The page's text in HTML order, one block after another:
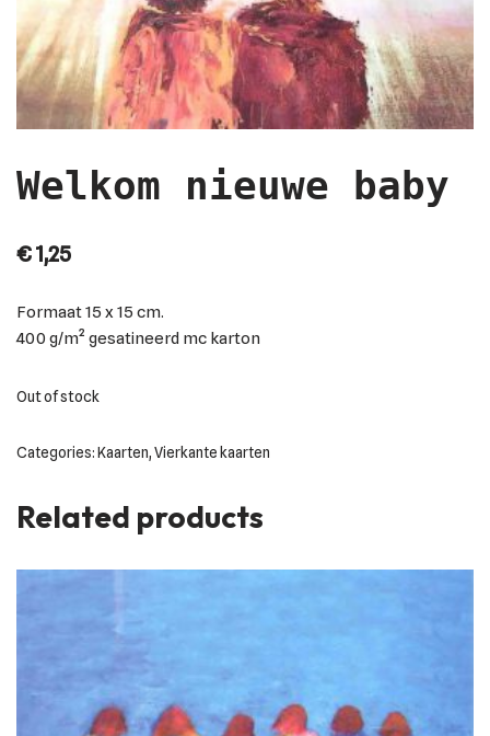
Welkom nieuwe baby
€1,25
Formaat15 x 15 cm.
400 g/m² gesatineerd mc karton
Out of stock
Categories:Kaarten,Vierkante kaarten
Related products